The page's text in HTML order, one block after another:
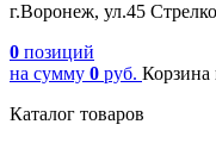
г.Воронеж, ул.45
0 позиций
на сумму 0 руб. Корзина
Каталог товаров